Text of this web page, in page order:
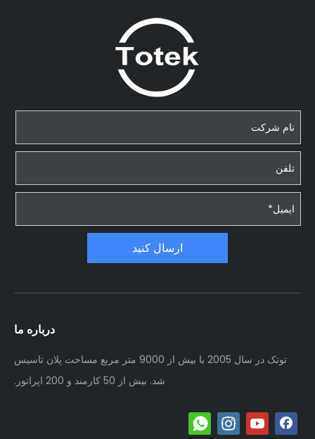
ارسال کنید
درباره ما
توتک در سال 2005 با بیش از 9000 متر مربع مساحت پلان تاسیس
شد. بیش از 50 کارمند و 200 اپراتور.